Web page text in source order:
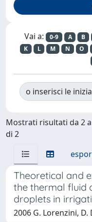
Vai a: 0-9 A B
K
L M N O
o inserisci le
Mostrati risultati da 2
di 2
Theoretical and
the thermal fluid
droplets in
2006 G. Lorenzini, D.